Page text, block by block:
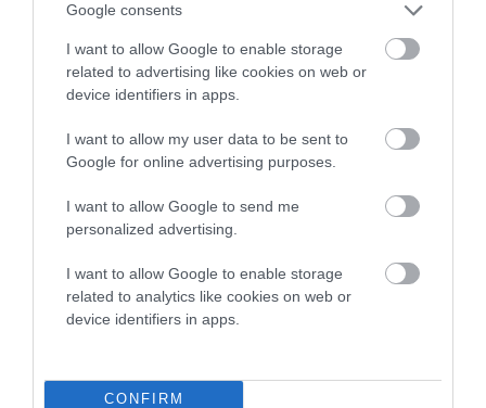
Google consents
I want to allow Google to enable storage
related to advertising like cookies on web or
device identifiers in apps.
I want to allow my user data to be sent to
Google for online advertising purposes.
I want to allow Google to send me
personalized advertising.
I want to allow Google to enable storage
related to analytics like cookies on web or
device identifiers in apps.
CONFIRM
Πρόσφατα Άρθρα
ΔΡΩΜΕΝΑ: Όταν η νέα
γενιά συναντά τη
ναυτοσύνη του νησιού
09/08/2026
ΠΡΟΣΟΧΗ: Πολύ υψηλός
Κυκλάδες